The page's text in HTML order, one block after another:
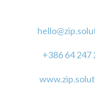
+386 64 247